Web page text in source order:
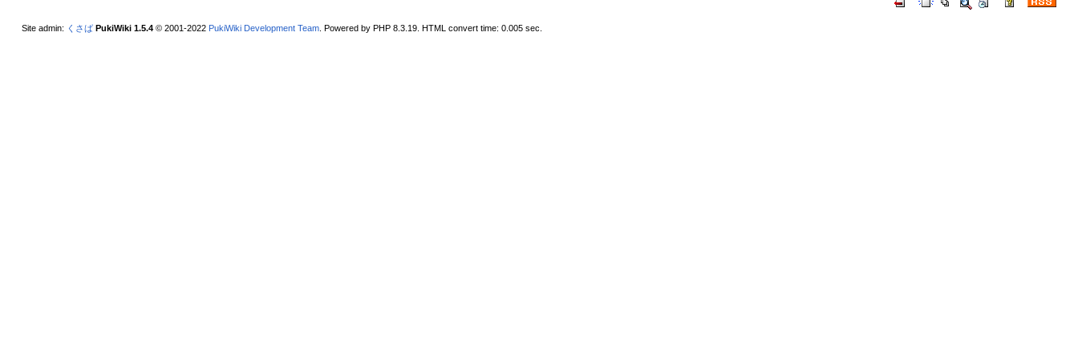
Site admin: くさば PukiWiki 1.5.4© 2001-2022 PukiWiki Development Team. Powered by PHP 8.3.19. HTML convert time: 0.005 sec.